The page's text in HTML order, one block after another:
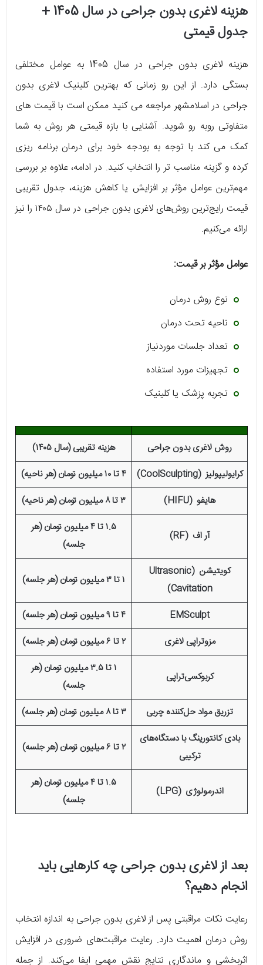
هزینه لاغری بدون جراحی در سال 1405 +
جدول قیمتی
هزینه لاغری بدون جراحی در سال 1405 به عوامل مختلفی
بستگی دارد. از این رو زمانی که بهترین کلینیک لاغری بدون
جراحی در اسلامشهر مراجعه می کنید ممکن است با قیمت های
متفاوتی روبه رو شوید. آشنایی با بازه قیمتی هر روش به شما
کمک می کند با توجه به بودجه خود برای درمان برنامه ریزی
کرده و گزینه مناسب تر را انتخاب کنید. در ادامه، علاوه بر بررسی
مهم‌ترین عوامل مؤثر بر افزایش یا کاهش هزینه، جدول تقریبی
قیمت رایج‌ترین روش‌های لاغری بدون جراحی در سال ۱۴۰۵ را نیز
ارائه می‌کنیم.
عوامل مؤثربر قیمت:
نوع روش درمان
ناحیه تحت درمان
تعداد جلسات موردنیاز
تجهیزات مورد استفاده
تجربه پزشک یا کلینیک
روش لاغری بدون جراحی هزینه تقریبی (سال ۱۴۰۵)
کرایولیپولیز (CoolSculpting)
۴ تا ۱۰ میلیون تومان (هر ناحیه)
هایفو (HIFU)
۳ تا ۸ میلیون تومان (هر ناحیه)
آر اف (RF)
۱.۵ تا ۴ میلیون تومان (هر
جلسه)
کویتیشن (Ultrasonic
Cavitation)
۱ تا ۳ میلیون تومان (هر جلسه)
EMSculpt
۴ تا ۹ میلیون تومان (هر جلسه)
مزوتراپی لاغری
۲ تا ۶ میلیون تومان (هر جلسه)
کربوکسی‌تراپی
۱ تا ۳.۵ میلیون تومان (هر
جلسه)
تزریق مواد حل‌کننده چربی
۳ تا ۸ میلیون تومان (هر جلسه)
بادی کانتورینگ با دستگاه‌های
ترکیبی
۲ تا ۶ میلیون تومان (هر جلسه)
اندرمولوژی (LPG)
۱.۵ تا ۴ میلیون تومان (هر
جلسه)
بعد از لاغری بدون جراحی چه کارهایی باید
انجام دهیم؟
رعایت نکات مراقبتی پس از لاغری بدون جراحی به اندازه انتخاب
روش درمان اهمیت دارد. رعایت مراقبت‌های ضروری در افزایش
اثربخشی و ماندگاری نتایج نقش مهمی ایفا می‌کند. از جمله